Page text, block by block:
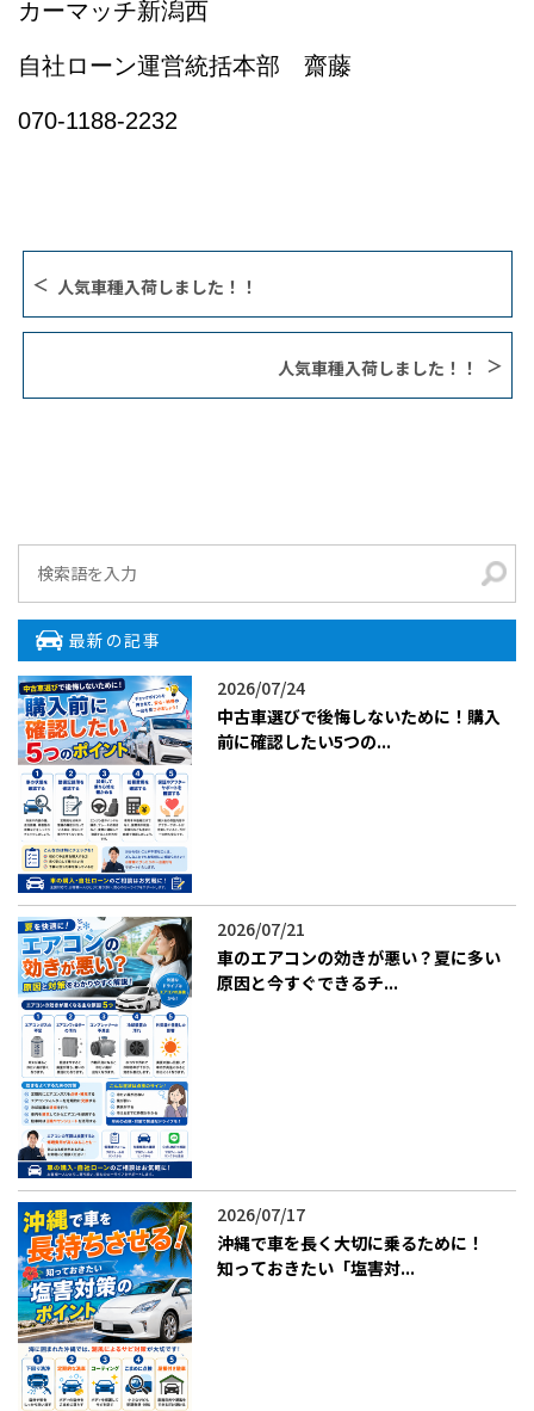
カーマッチ新潟西
自社ローン運営統括本部 齋藤
070-1188-2232
人気車種入荷しました！！
人気車種入荷しました！！
最新の記事
2026/07/24
中古車選びで後悔しないために！購入
前に確認したい5つの...
2026/07/21
車のエアコンの効きが悪い？夏に多い
原因と今すぐできるチ...
2026/07/17
沖縄で車を長く大切に乗るために！
知っておきたい「塩害対...